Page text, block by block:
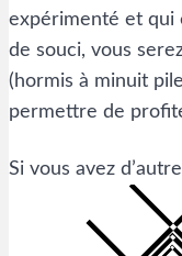
expérimenté et qui
de souci, vous
(hormis à minuit
permettre de
Si vous avez